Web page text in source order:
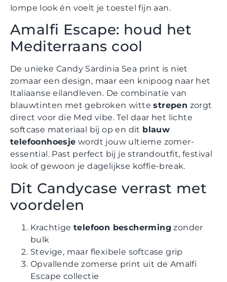
lompe look én voelt je toestel fijn aan.
Amalfi Escape: houd het
Mediterraans cool
De unieke Candy Sardinia Sea print is niet
zomaar een design, maar een knipoog naar het
Italiaanse eilandleven. De combinatie van
blauwtinten met gebroken wittestrepen zorgt
direct voor die Med vibe. Tel daar het lichte
softcase materiaal bij op en dit blauw
telefoonhoesje wordt jouw ultieme zomer-
essential. Past perfect bij je strandoutfit, festival
look of gewoon je dagelijkse koffie-break.
Dit Candycase verrast met
voordelen
Krachtige telefoon bescherming zonder
bulk
Stevige, maar flexibele softcase grip
Opvallende zomerse print uit de Amalfi
Escape collectie